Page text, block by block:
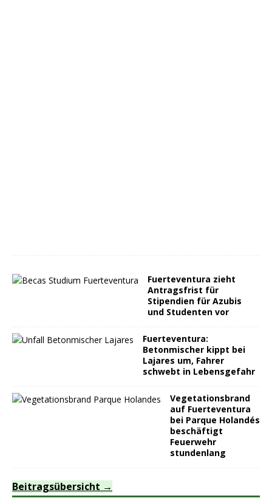
Fuerteventura zieht
Antragsfrist für
Stipendien für Azubis
und Studenten vor
Fuerteventura:
Betonmischer kippt bei
Lajares um, Fahrer
schwebt in Lebensgefahr
Vegetationsbrand
auf Fuerteventura
bei Parque Holandés
beschäftigt
Feuerwehr
stundenlang
Beitragsübersicht